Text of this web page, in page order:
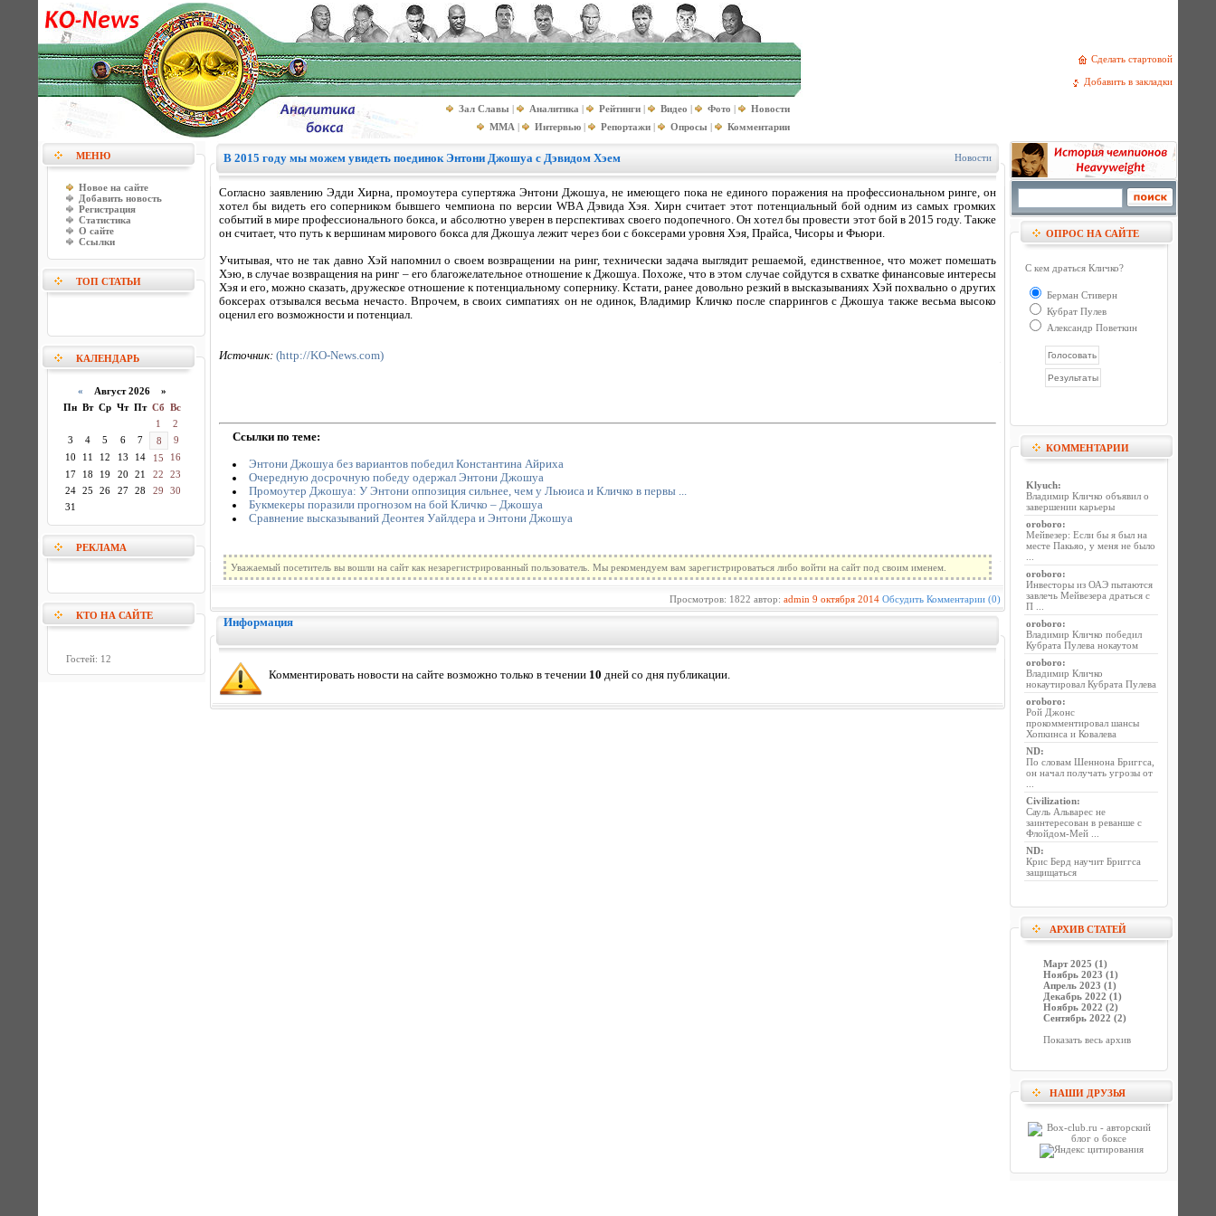
Сделать стартовой
Добавить в закладки
Зал Славы | Аналитика | Рейтинги | Видео | Фото |
Новости
MMA | Интервью | Репортажи | Опросы | Комментарии
МЕНЮ
Новое на сайте
Добавить новость
Регистрация
Статистика
О сайте
Ссылки
ТОП СТАТЬИ
КАЛЕНДАРЬ
« Август 2026 »
Пн Вт Ср Чт Пт Сб Вс
1
2
3
4 5 6 7 8
9
10
11 12 13 14 15
16
17
18 19 20 21 22
23
24
25 26 27 28 29
30
31
РЕКЛАМА
КТО НА САЙТЕ
Гостей: 12
В 2015 году мы можем увидеть поединок Энтони Джошуа с Дэвидом Хэем Новости
Согласно заявлению Эдди Хирна, промоутера супертяжа Энтони Джошуа, не имеющего пока не единого поражения на профессиональном ринге, он
хотел бы видеть его соперником бывшего чемпиона по версии WBA Дэвида Хэя. Хирн считает этот потенциальный бой одним из самых громких
событий в мире профессионального бокса, и абсолютно уверен в перспективах своего подопечного. Он хотел бы провести этот бой в 2015 году. Также
он считает, что путь к вершинам мирового бокса для Джошуа лежит через бои с боксерами уровня Хэя, Прайса, Чисоры и Фьюри.
Учитывая, что не так давно Хэй напомнил о своем возвращении на ринг, технически задача выглядит решаемой, единственное, что может помешать
Хэю, в случае возвращения на ринг – его благожелательное отношение к Джошуа. Похоже, что в этом случае сойдутся в схватке финансовые интересы
Хэя и его, можно сказать, дружеское отношение к потенциальному сопернику. Кстати, ранее довольно резкий в высказываниях Хэй похвально о других
боксерах отзывался весьма нечасто. Впрочем, в своих симпатиях он не одинок, Владимир Кличко после спаррингов с Джошуа также весьма высоко
оценил его возможности и потенциал.
Источник: (http://KO-News.com)
Ссылки по теме:
Энтони Джошуа без вариантов победил Константина Айриха
Очередную досрочную победу одержал Энтони Джошуа
Промоутер Джошуа: У Энтони оппозиция сильнее, чем у Льюиса и Кличко в первы ...
Букмекеры поразили прогнозом на бой Кличко – Джошуа
Сравнение высказываний Деонтея Уайлдера и Энтони Джошуа
Уважаемый посетитель вы вошли на сайт как незарегистрированный пользователь. Мы рекомендуем вам зарегистрироваться либо войти на сайт под своим именем.
Просмотров: 1822 автор: admin 9 октября 2014 Обсудить Комментарии (0)
Информация
Комментировать новости на сайте возможно только в течении 10 дней со дня публикации.
ОПРОС НА САЙТЕ
С кем драться Кличко?
Берман Стиверн
Кубрат Пулев
Александр Поветкин
КОММЕНТАРИИ
Klyuch:
Владимир Кличко объявил о
завершении карьеры
oroboro:
Мейвезер: Если бы я был на
месте Пакьяо, у меня не было
oroboro:
Инвесторы из ОАЭ пытаются
завлечь Мейвезера драться с
П ...
oroboro:
Владимир Кличко победил
Кубрата Пулева нокаутом
oroboro:
Владимир Кличко
нокаутировал Кубрата Пулева
oroboro:
Рой Джонс
прокомментировал шансы
Хопкинса и Ковалева
ND:
По словам Шеннона Бриггса,
он начал получать угрозы от
Civilization:
Сауль Альварес не
заинтересован в реванше с
Флойдом-Мей ...
ND:
Крис Берд научит Бриггса
защищаться
АРХИВ СТАТЕЙ
Март 2025 (1)
Ноябрь 2023 (1)
Апрель 2023 (1)
Декабрь 2022 (1)
Ноябрь 2022 (2)
Сентябрь 2022 (2)
Показать весь архив
НАШИ ДРУЗЬЯ